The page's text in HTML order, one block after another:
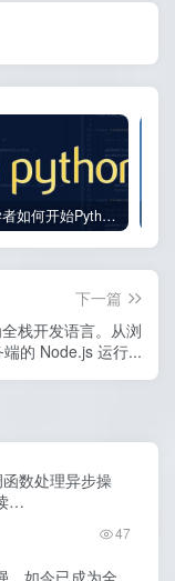
初学者如何开始Python？
下一篇
栈开发语言。从浏
的 Node.js 运行...
数处理异步操
…
47
，如今已成为全